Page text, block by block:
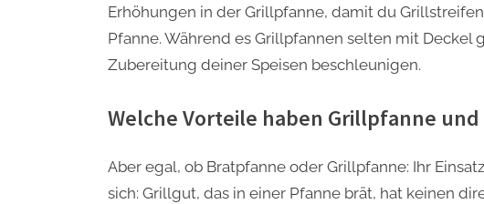
Erhöhungen in der Grillpfanne, damit du
Pfanne. Während es Grillpfannen selten mit Deckel
Zubereitung deiner Speisen beschleunigen.
Welche Vorteile haben Grillpfanne
Aber egal, ob Bratpfanne oder Grillpfanne: Ihr
sich: Grillgut, das in einer Pfanne brät, hat keinen